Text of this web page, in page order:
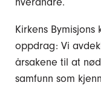
Kirkens
oppdrag: Vi
årsakene til at
samfunn som